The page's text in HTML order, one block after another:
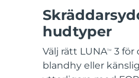
hudtyper
Välj rätt LUNATM
3 för
blandhy eller